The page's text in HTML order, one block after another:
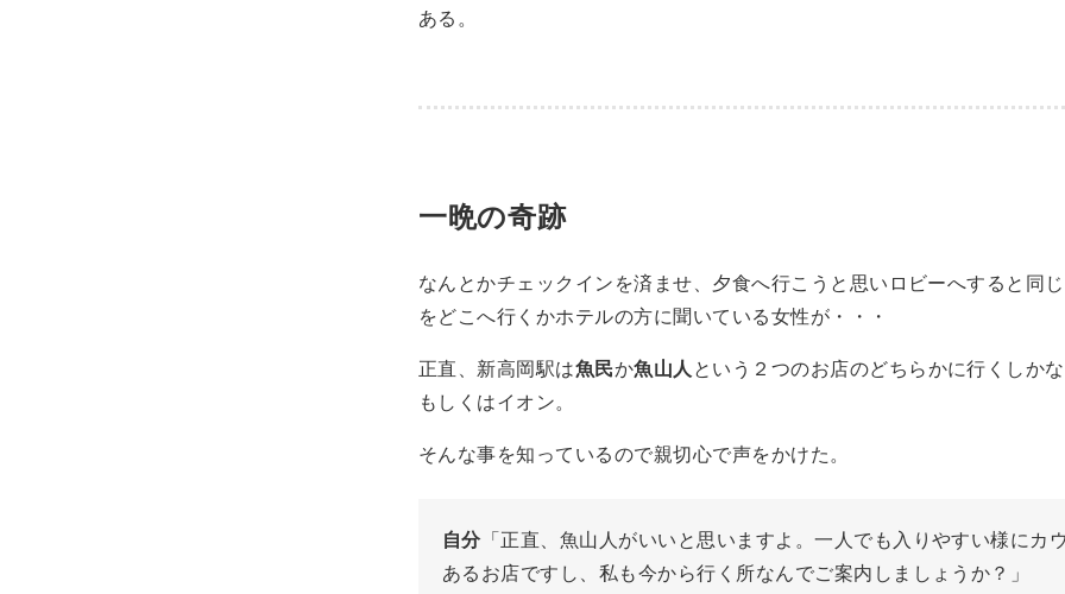
ある。
一晩の奇跡
なんとかチェックインを済ませ、夕食へ行こうと思いロビーへすると同
をどこへ行くかホテルの方に聞いている女性が・・・
正直、新高岡駅は魚民か魚山人という２つのお店のどちらかに行くしか
もしくはイオン。
そんな事を知っているので親切心で声をかけた。
自分「正直、魚山人がいいと思いますよ。一人でも入りやすい様にカ
あるお店ですし、私も今から行く所なんでご案内しましょうか？」